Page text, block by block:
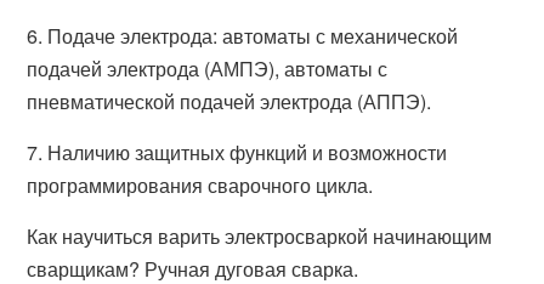
6. Подаче электрода: автоматы с механической
подачей электрода (АМПЭ), автоматы с
пневматической подачей электрода (АППЭ).
7. Наличию защитных функций и возможности
программирования сварочного цикла.
Как научиться варить электросваркой начинающим
сварщикам? Ручная дуговая сварка.